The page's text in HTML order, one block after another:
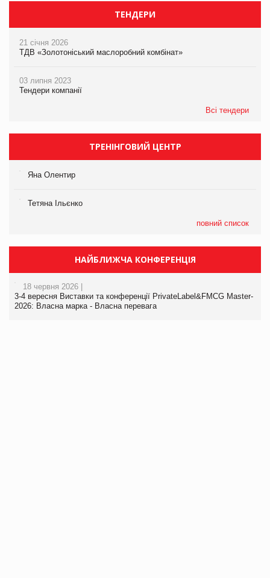
ТЕНДЕРИ
21 січня 2026
ТДВ «Золотоніський маслоробний комбінат»
03 липня 2023
Тендери компанії
Всі тендери
ТРЕНІНГОВИЙ ЦЕНТР
Яна Олентир
Тетяна Ільєнко
повний список
НАЙБЛИЖЧА КОНФЕРЕНЦІЯ
18 червня 2026 |
3-4 вересня Виставки та конференції PrivateLabel&FMCG Master-
2026: Власна марка - Власна перевага